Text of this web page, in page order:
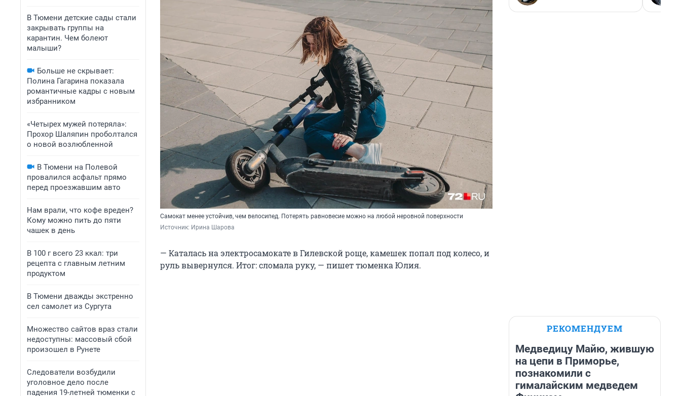
В Тюмени детские сады стали
закрывать группы на
карантин. Чем болеют
малыши?
Больше не скрывает:
Полина Гагарина показала
романтичные кадры с новым
избранником
«Четырех мужей потеряла»:
Прохор Шаляпин проболтался
о новой возлюбленной
В Тюмени на Полевой
провалился асфальт прямо
перед проезжавшим авто
Нам врали, что кофе вреден?
Кому можно пить до пяти
чашек в день
В 100 г всего 23 ккал: три
рецепта с главным летним
продуктом
В Тюмени дважды экстренно
сел самолет из Сургута
Множество сайтов враз стали
недоступны: массовый сбой
произошел в Рунете
Следователи возбудили
уголовное дело после
падения 19-летней тюменки с
Самокат менее устойчив, чем велосипед. Потерять равновесие можно на любой неровной поверхности
Источник: Ирина Шарова
— Каталась на электросамокате в Гилевской роще, камешек попал под колесо, и
руль вывернулся. Итог: сломала руку, — пишет тюменка Юлия.
РЕКОМЕНДУЕМ
Медведицу Майю, жившую
на цепи в Приморье,
познакомили с
гималайским медведем